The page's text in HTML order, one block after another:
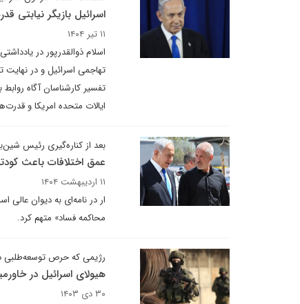
اسرائیل بازیگر نیابتی
۱۱ تیر ۱۴۰۴
اسلام ذوالقدرپور در
تفسیر کارشناسان آگاه
ایالات متحده امریکا و
بعد از کناره‌گیری رئیس
عمق اختلافات باعث
۱۱ اردیبهشت ۱۴۰۴
ار در نامه‌ای به دیوان عالی
محاکمه فساد» متهم کرد.
رژیمی که حرص توسعه‌طلبی
هیولای اسرائیل در
۳۰ دی ۱۴۰۳